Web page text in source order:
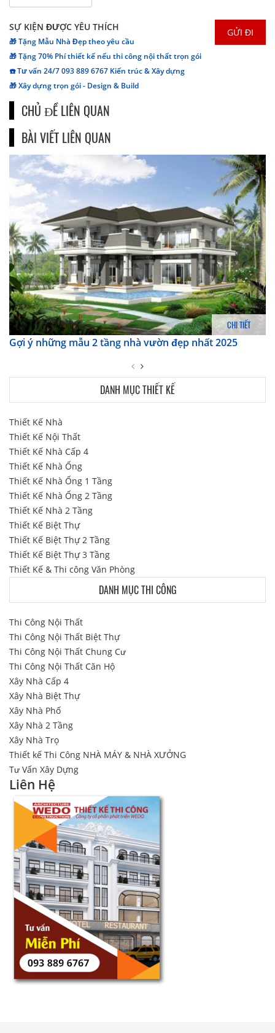
SỰ KIỆN ĐƯỢC YÊU THÍCH
🎁 Tặng Mẫu Nhà Đẹp theo yêu cầu
🎁 Tặng 70% Phí thiết kế nếu thi công nội thất trọn gói
☎️ Tư vấn 24/7 093 889 6767 Kiến trúc & Xây dựng
🎁 Xây dựng trọn gói - Design & Build
CHỦ ĐỀ LIÊN QUAN
BÀI VIẾT LIÊN QUAN
CHI TIẾT
Gợi ý những mẫu 2 tầng nhà vườn đẹp nhất 2025
DANH MỤC THIẾT KẾ
Thiết Kế Nhà
Thiết Kế Nội Thất
Thiết Kế Nhà Cấp 4
Thiết Kế Nhà Ống
Thiết Kế Nhà Ống 1 Tầng
Thiết Kế Nhà Ống 2 Tầng
Thiết Kế Nhà 2 Tầng
Thiết Kế Biệt Thự
Thiết Kế Biệt Thự 2 Tầng
Thiết Kế Biệt Thự 3 Tầng
Thiết Kế & Thi công Văn Phòng
DANH MỤC THI CÔNG
Thi Công Nội Thất
Thi Công Nội Thất Biệt Thự
Thi Công Nội Thất Chung Cư
Thi Công Nội Thất Căn Hộ
Xây Nhà Cấp 4
Xây Nhà Biệt Thự
Xây Nhà Phố
Xây Nhà 2 Tầng
Xây Nhà Trọ
Thiết kế Thi Công NHÀ MÁY & NHÀ XƯỞNG
Tư Vấn Xây Dựng
Liên Hệ